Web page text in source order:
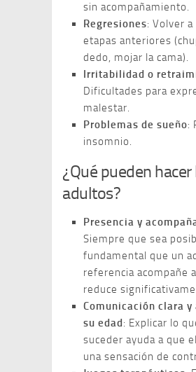
sin acompañamiento.
Regresiones: Volver
etapas anteriores
dedo, mojar la cama).
Irritabilidad o
Dificultades para
malestar.
Problemas de sueño:
insomnio.
¿Qué pueden hacer
adultos?
Presencia y
Siempre que sea
fundamental que un
referencia acompañe
reduce
Comunicación clara y
su edad: Explicar lo
suceder ayuda a que
una sensación de